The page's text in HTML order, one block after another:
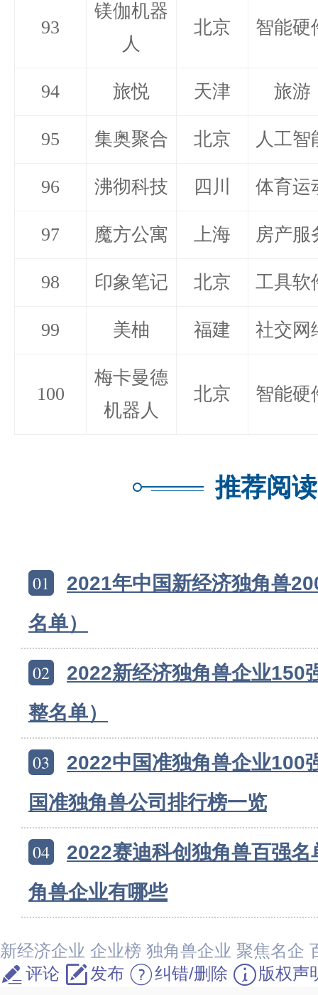
93
镁伽机器
人
北京 智能硬
94 旅悦 天津 旅游
95 集奥聚合 北京 人工智
96 沸彻科技 四川 体育运
97 魔方公寓 上海 房产服
98 印象笔记 北京 工具软
99 美柚 福建 社交网
100
梅卡曼德
机器人
北京 智能硬
推荐阅读
01
2021年中国新经济独角兽
名单）
02
2022新经济独角兽企业150
整名单）
03
2022中国准独角兽企业100
国准独角兽公司排行榜一览
04
2022赛迪科创独角兽百强
角兽企业有哪些
新经济企业 企业榜 独角兽企业 聚焦名企
评论
发布 纠错/删除 版权声